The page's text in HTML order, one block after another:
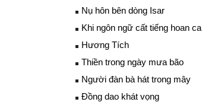
Nụ hôn bên dòng Isar
Khi ngôn ngữ cất tiếng hoan ca
Hương Tích
Thiền trong ngày mưa bão
Người đàn bà hát trong mây
Đồng dao khát vọng